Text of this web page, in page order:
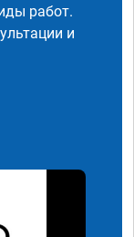
работ.
и